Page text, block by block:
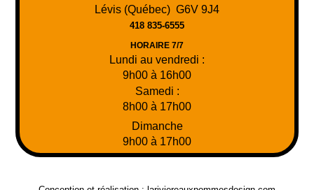
Lévis (Québec) G6V 9J4
418 835-6555
HORAIRE 7/7
Lundi au vendredi :
9h00 à 16h00
Samedi :
8h00 à 17h00
Dimanche
9h00 à 17h00